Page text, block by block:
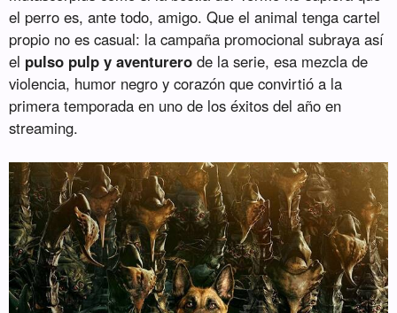
el perro es, ante todo, amigo. Que el animal tenga cartel
propio no es casual: la campaña promocional subraya así
el pulso pulp y aventurero de la serie, esa mezcla de
violencia, humor negro y corazón que convirtió a la
primera temporada en uno de los éxitos del año en
streaming.